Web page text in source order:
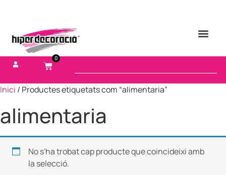
0
Inici / Productes etiquetats com “alimentaria”
alimentaria
No s'ha trobat cap producte que coincideixi amb
la selecció.